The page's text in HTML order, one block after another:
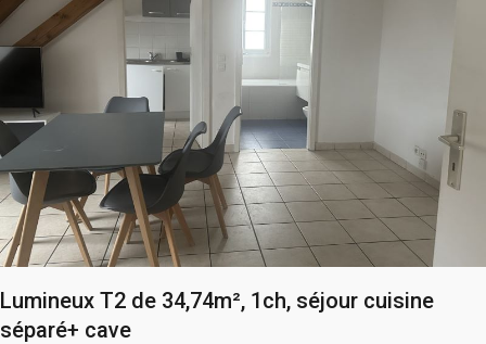
Lumineux T2 de 34,74m², 1ch, séjour cuisine
séparé+ cave